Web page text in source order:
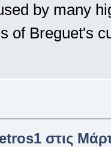
by many
of Breguet's
στις